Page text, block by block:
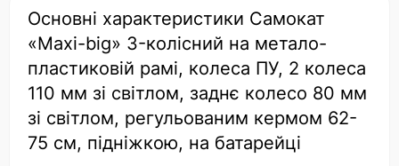
Основні характеристики Самокат
«Maxi-big» 3-колісний на метало-
пластиковій рамі, колеса ПУ, 2 колеса
110 мм зі світлом, заднє колесо 80 мм
зі світлом, регульованим кермом 62-
75 см, підніжкою, на батарейці